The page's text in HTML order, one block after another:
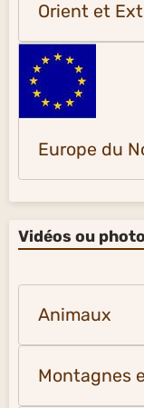
Orient et
Europe du
Vidéos ou
Animaux
Montagnes